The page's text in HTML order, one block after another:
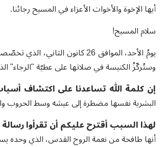
أيها الإخوة والأخوات الأعزاء في المسيح رجائنا.
سلام المسيح!
وستُركّزُ الكنيسة في صلاتها على عطيّة "الرجاء"
إن كلمة الله تساعدنا على اكتشاف
البشرية نفسها مضطرة إلى عيشه وسط الحروب
لهذا السبب أقترح عليكم أن تقرأوا
أنها طافحة من نعمة الروح القدس، الذي وحده